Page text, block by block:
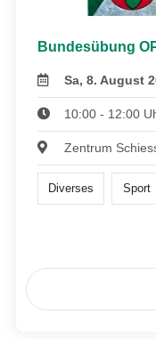
Bundesübung
Sa, 8. August
10:00 - 12:00
Zentrum
Diverses Sport